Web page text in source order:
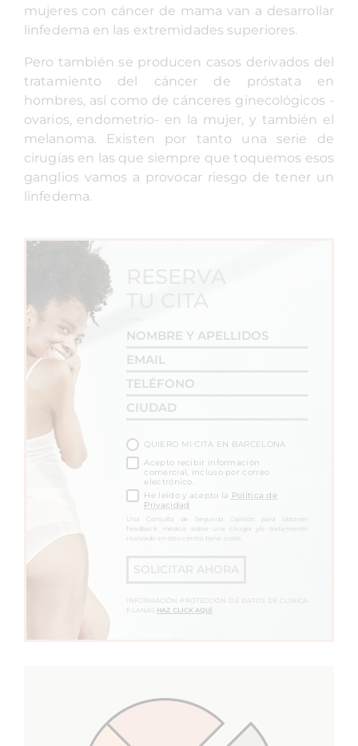
mujeres con cáncer de mama van a desarrollar
linfedema en las extremidades superiores.
Pero también se producen casos derivados del
tratamiento del cáncer de próstata en
hombres, así como de cánceres ginecológicos -
ovarios, endometrio- en la mujer, y también el
melanoma. Existen por tanto una serie de
cirugías en las que siempre que toquemos esos
ganglios vamos a provocar riesgo de tener un
linfedema.
QUIERO MI CITA EN BARCELONA
Acepto recibir información
comercial, incluso por correo
electrónico.
He leído y acepto la Política de
Privacidad
Una Consulta de Segunda Opinión para obtener
feedback médico sobre una cirugía y/o tratamiento
realizado en otro centro tiene coste.
INFORMACIÓN PROTECCIÓN DE DATOS DE CLINICA
PLANAS HAZ CLICK AQUÍ